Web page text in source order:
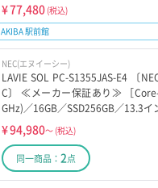
¥77,480 (税込)
AKIBA 駅前館
NEC(エヌイーシー)
LAVIE SOL PC-S1355JAS-E4 〔
C〕 ≪メーカー保証あり≫ ［
GHz)／16GB／SSD256GB／13.3イ
¥94,980～ (税込)
同一商品： 2点